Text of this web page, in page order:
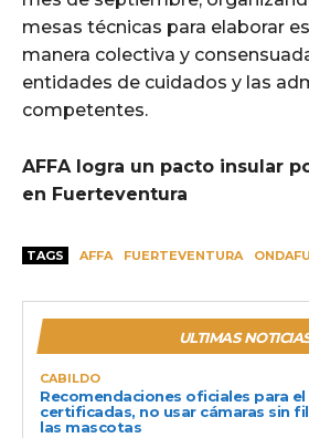
mesas técnicas para elaborar
manera colectiva y
entidades de cuidados y las
competentes.
AFFA logra un pacto insular
en Fuerteventura
TAGS AFFA FUERTEVENTURA
ULTIMAS
CABILDO
Recomendaciones oficiales para
certificadas, no usar cámaras sin
las mascotas